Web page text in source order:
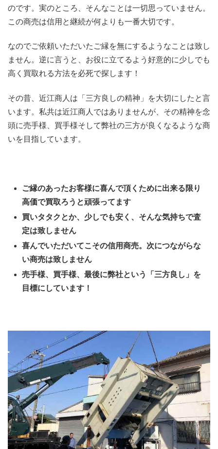
のです。実のところ、そんなことは一切思っていません。
この商売は信用と継続が何よりも一番大切です。
なのでご依頼いただいたご縁を無にするようなことは致し
ません。逆に言うと、お役に立てるよう好意的に少しでも
高く買取れる方法を必死で探します！
その昔、近江商人は「三方良しの精神」を大切にしたと言
います。私共は近江商人ではありませんが、その精神を念
頭に売手様、買手様そして弊社の三方が良くなるような商
いを目指しています。
ご縁のあったお客様に喜んで頂くために出来る限り
高価で買取ろうと頑張ってます
買いタタクとか、少しでも安く、そんな気持ちで査
定は致しません
喜んでいただいてこその信用商売。次につながらな
い商売は致しません
売手様、買手様、最後に弊社という「三方良し」を
目標にしています！